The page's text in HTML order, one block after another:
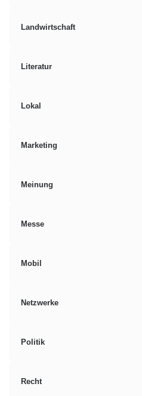
Landwirtschaft
Literatur
Lokal
Marketing
Meinung
Messe
Mobil
Netzwerke
Politik
Recht